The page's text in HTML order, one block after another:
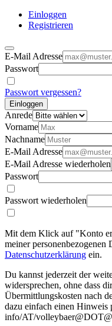
Einloggen
Registrieren
E-Mail Adresse
Passwort
Passwort vergessen?
Einloggen
Anrede
Vorname
Nachname
E-Mail Adresse
E-Mail Adresse wiederholen
Passwort
Passwort wiederholen
Mit dem Klick auf "Konto
meiner personenbezogenen
Datenschutzerklärung ein.
Du kannst jederzeit der
widersprechen, ohne dass
Übermittlungskosten nach
dazu einfach einen Hinweis
info/AT/